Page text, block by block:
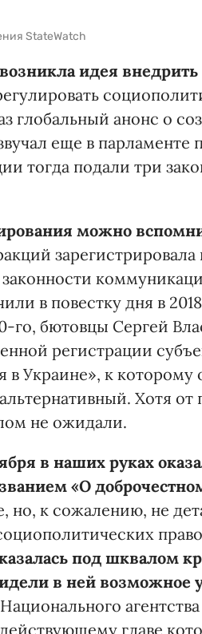
StateWatch
идея
глобальный анонс о
еще в
тогда подали три
можно
зарегистрировала
в повестку дня в
го, бютовцы Сергей
регистрации
в Украине», к
Хотя от
не ожидали.
в наших руках
«О
но, к сожалению, не
под шквалом
в нейвозможное
главе